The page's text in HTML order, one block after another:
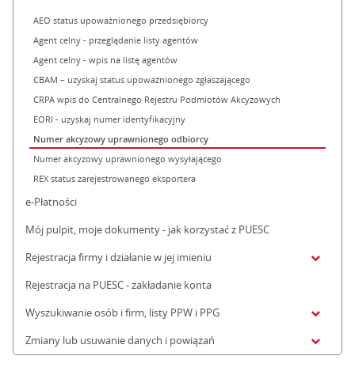
AEO status upoważnionego przedsiębiorcy
Agent celny - przeglądanie listy agentów
Agent celny - wpis na listę agentów
CBAM – uzyskaj status upoważnionego zgłaszającego
CRPA wpis do Centralnego Rejestru Podmiotów Akcyzowych
EORI - uzyskaj numer identyfikacyjny
Numer akcyzowy uprawnionego odbiorcy
Numer akcyzowy uprawnionego wysyłającego
REX status zarejestrowanego eksportera
e-Płatności
Mój pulpit, moje dokumenty - jak korzystać z PUESC
Rejestracja firmy i działanie w jej imieniu
Rejestracja na PUESC - zakładanie konta
Wyszukiwanie osób i firm, listy PPW i PPG
Zmiany lub usuwanie danych i powiązań